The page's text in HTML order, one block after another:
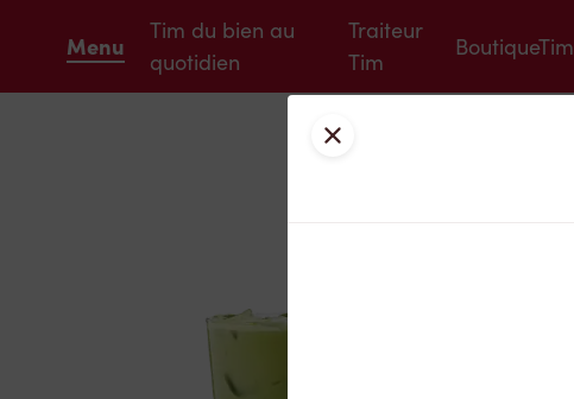
Menu
Tim du bien au
quotidien
Traiteur
Tim
BoutiqueTim
Fermer